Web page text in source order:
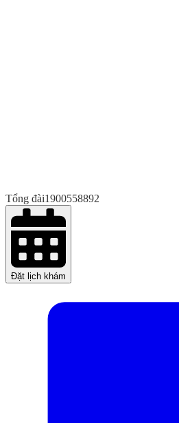
Tổng đài1900558892
Đặt lịch khám